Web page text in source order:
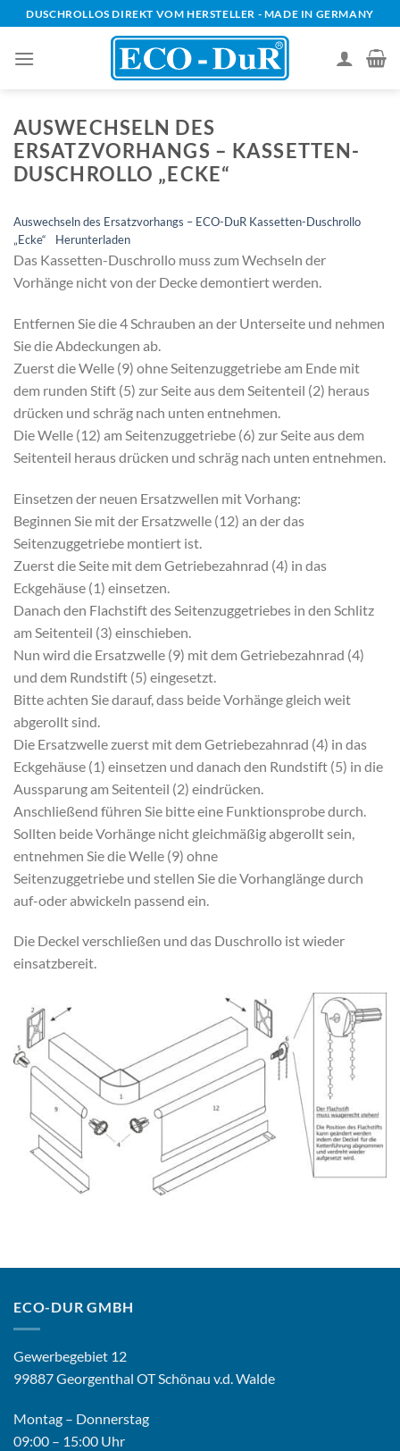
Zum
Inhalt
springen
DUSCHROLLOS DIREKT VOM HERSTELLER - MADE IN GERMANY
AUSWECHSELN DES
ERSATZVORHANGS – KASSETTEN-
DUSCHROLLO „ECKE“
Auswechseln des Ersatzvorhangs – ECO-DuR Kassetten-Duschrollo
„Ecke“
Herunterladen
Das Kassetten-Duschrollo muss zum Wechseln der
Vorhänge nicht von der Decke demontiert werden.
Entfernen Sie die 4 Schrauben an der Unterseite und nehmen
Sie die Abdeckungen ab.
Zuerst die Welle (9) ohne Seitenzuggetriebe am Ende mit
dem runden Stift (5) zur Seite aus dem Seitenteil (2) heraus
drücken und schräg nach unten entnehmen.
Die Welle (12) am Seitenzuggetriebe (6) zur Seite aus dem
Seitenteil heraus drücken und schräg nach unten entnehmen.
Einsetzen der neuen Ersatzwellen mit Vorhang:
Beginnen Sie mit der Ersatzwelle (12) an der das
Seitenzuggetriebe montiert ist.
Zuerst die Seite mit dem Getriebezahnrad (4) in das
Eckgehäuse (1) einsetzen.
Danach den Flachstift des Seitenzuggetriebes in den Schlitz
am Seitenteil (3) einschieben.
Nun wird die Ersatzwelle (9) mit dem Getriebezahnrad (4)
und dem Rundstift (5) eingesetzt.
Bitte achten Sie darauf, dass beide Vorhänge gleich weit
abgerollt sind.
Die Ersatzwelle zuerst mit dem Getriebezahnrad (4) in das
Eckgehäuse (1) einsetzen und danach den Rundstift (5) in die
Aussparung am Seitenteil (2) eindrücken.
Anschließend führen Sie bitte eine Funktionsprobe durch.
Sollten beide Vorhänge nicht gleichmäßig abgerollt sein,
entnehmen Sie die Welle (9) ohne
Seitenzuggetriebe und stellen Sie die Vorhanglänge durch
auf-oder abwickeln passend ein.
Die Deckel verschließen und das Duschrollo ist wieder
einsatzbereit.
ECO-DUR GMBH
Gewerbegebiet 12
99887 Georgenthal OT Schönau v.d. Walde
Montag – Donnerstag
09:00 – 15:00 Uhr